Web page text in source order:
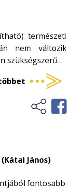
természeti
nem változik
szükségszerűen
megy végbe
állandó,
legfontosabb
János)
fontosabb